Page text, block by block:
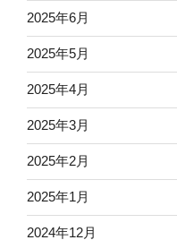
2025年6月
2025年5月
2025年4月
2025年3月
2025年2月
2025年1月
2024年12月